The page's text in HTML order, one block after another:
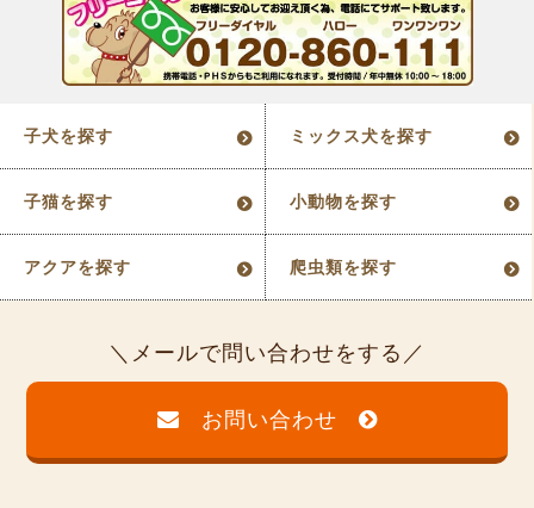
子犬を探す ミックス犬を探す
子猫を探す 小動物を探す
アクアを探す 爬虫類を探す
メールで問い合わせをする
お問い合わせ